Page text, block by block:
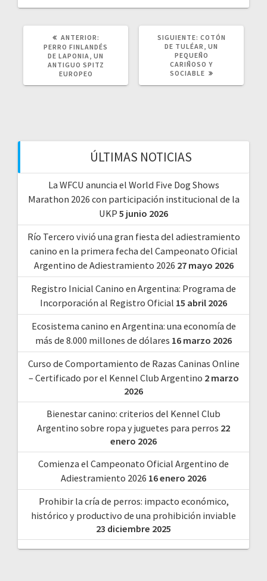
ANTERIOR:
ANTERIOR:
PERRO FINLANDÉS
DE LAPONIA, UN
ANTIGUO SPITZ
EUROPEO
SIGUIENTE: SIGUIENTE
POST:
COTÓN
DE TULÉAR, UN
PEQUEÑO
CARIÑOSO Y
SOCIABLE
ÚLTIMAS NOTICIAS
La WFCU anuncia el World Five Dog Shows
Marathon 2026 con participación institucional de la
UKP 5 junio 2026
Río Tercero vivió una gran fiesta del adiestramiento
canino en la primera fecha del Campeonato Oficial
Argentino de Adiestramiento 2026 27 mayo 2026
Registro Inicial Canino en Argentina: Programa de
Incorporación al Registro Oficial 15 abril 2026
Ecosistema canino en Argentina: una economía de
más de 8.000 millones de dólares 16 marzo 2026
Curso de Comportamiento de Razas Caninas Online
– Certificado por el Kennel Club Argentino 2 marzo
2026
Bienestar canino: criterios del Kennel Club
Argentino sobre ropa y juguetes para perros 22
enero 2026
Comienza el Campeonato Oficial Argentino de
Adiestramiento 2026 16 enero 2026
Prohibir la cría de perros: impacto económico,
histórico y productivo de una prohibición inviable
23 diciembre 2025